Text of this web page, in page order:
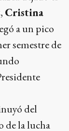
, Cristina
a un pico
semestre de
del
de la lucha